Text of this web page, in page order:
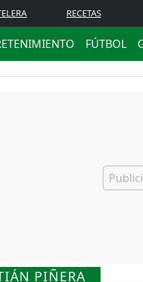
RECETAS
FÚTBOL
PIÑERA